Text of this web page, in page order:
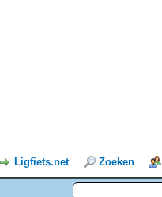
Ligfiets.net Zoeken